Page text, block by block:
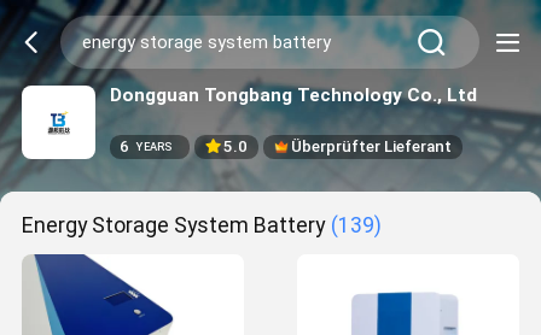
Dongguan Tongbang Technology Co., Ltd
6 YEARS 5.0 Überprüfter Lieferant
Energy Storage System Battery (139)